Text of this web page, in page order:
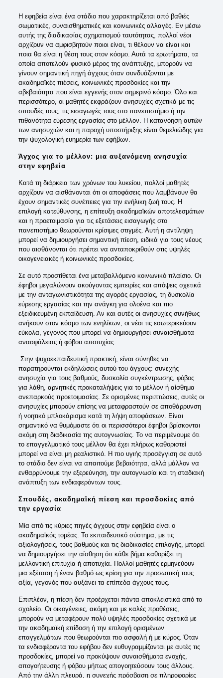
Η εφηβεία είναι ένα στάδιο που χαρακτηρίζεται από βαθιές
σωματικές, συναισθηματικές και κοινωνικές αλλαγές. Εν μέσω
αυτής της διαδικασίας σχηματισμού ταυτότητας, πολλοί νέοι
αρχίζουν να αμφισβητούν ποιοι είναι, τι θέλουν να είναι και
ποια θα είναι η θέση τους στον κόσμο. Αυτά τα ερωτήματα, τα
οποία αποτελούν φυσικό μέρος της ανάπτυξης, μπορούν να
γίνουν σημαντική πηγή άγχους όταν συνδυάζονται με
ακαδημαϊκές πιέσεις, κοινωνικές προσδοκίες και την
αβεβαιότητα που είναι εγγενής στον σημερινό κόσμο. Όλο και
περισσότερο, οι μαθητές εκφράζουν ανησυχίες σχετικά με τις
σπουδές τους, τις εισαγωγές τους στο πανεπιστήμιο ή την
πιθανότητα εύρεσης εργασίας στο μέλλον. Η κατανόηση αυτών
των ανησυχιών και η παροχή υποστήριξης είναι θεμελιώδης για
την ψυχολογική ευημερία των εφήβων.
Άγχος για το μέλλον: μια αυξανόμενη ανησυχία
στην εφηβεία
Κατά τη διάρκεια των χρόνων του λυκείου, πολλοί μαθητές
αρχίζουν να αισθάνονται ότι οι αποφάσεις που λαμβάνουν θα
έχουν σημαντικές συνέπειες για την ενήλικη ζωή τους. Η
επιλογή κατεύθυνσης, η επίτευξη ακαδημαϊκών αποτελεσμάτων
και η προετοιμασία για τις εξετάσεις εισαγωγής στο
πανεπιστήμιο θεωρούνται κρίσιμες στιγμές. Αυτή η αντίληψη
μπορεί να δημιουργήσει σημαντική πίεση, ειδικά για τους νέους
που αισθάνονται ότι πρέπει να ανταποκριθούν στις υψηλές
οικογενειακές ή κοινωνικές προσδοκίες.
Σε αυτό προστίθεται ένα μεταβαλλόμενο κοινωνικό πλαίσιο. Οι
έφηβοι μεγαλώνουν ακούγοντας εμπειρίες και απόψεις σχετικά
με την ανταγωνιστικότητα της αγοράς εργασίας, τη δυσκολία
εύρεσης εργασίας και την ανάγκη για ολοένα και πιο
εξειδικευμένη εκπαίδευση. Αν και αυτές οι ανησυχίες συνήθως
ανήκουν στον κόσμο των ενηλίκων, οι νέοι τις εσωτερικεύουν
εύκολα, γεγονός που μπορεί να δημιουργήσει συναισθήματα
ανασφάλειας ή φόβου αποτυχίας.
Στην ψυχοεκπαιδευτική πρακτική, είναι σύνηθες να
παρατηρούνται εκδηλώσεις αυτού του άγχους: συνεχής
ανησυχία για τους βαθμούς, δυσκολία συγκέντρωσης, φόβος
για λάθη, αρνητικές προκαταλήψεις για το μέλλον ή αίσθημα
ανεπαρκούς προετοιμασίας. Σε ορισμένες περιπτώσεις, αυτές οι
ανησυχίες μπορούν επίσης να μεταφραστούν σε αποθάρρυνση
ή νοητικό μπλοκάρισμα κατά τη λήψη αποφάσεων. Είναι
σημαντικό να θυμόμαστε ότι οι περισσότεροι έφηβοι βρίσκονται
ακόμη στη διαδικασία της αυτογνωσίας. Το να περιμένουμε ότι
το επαγγελματικό τους μέλλον θα έχει πλήρως καθοριστεί
μπορεί να είναι μη ρεαλιστικό. Η πιο υγιής προσέγγιση σε αυτό
το στάδιο δεν είναι να απαιτούμε βεβαιότητα, αλλά μάλλον να
ενθαρρύνουμε την εξερεύνηση, την αυτογνωσία και τη σταδιακή
ανάπτυξη των ενδιαφερόντων τους.
Σπουδές, ακαδημαϊκή πίεση και προσδοκίες από
την εργασία
Μία από τις κύριες πηγές άγχους στην εφηβεία είναι ο
ακαδημαϊκός τομέας. Το εκπαιδευτικό σύστημα, με τις
αξιολογήσεις, τους βαθμούς και τις διαδικασίες επιλογής, μπορεί
να δημιουργήσει την αίσθηση ότι κάθε βήμα καθορίζει τη
μελλοντική επιτυχία ή αποτυχία. Πολλοί μαθητές ερμηνεύουν
μια εξέταση ή έναν βαθμό ως κρίση για την προσωπική τους
αξία, γεγονός που αυξάνει τα επίπεδα άγχους τους.
Επιπλέον, η πίεση δεν προέρχεται πάντα αποκλειστικά από το
σχολείο. Οι οικογένειες, ακόμη και με καλές προθέσεις,
μπορούν να μεταφέρουν πολύ υψηλές προσδοκίες σχετικά με
την ακαδημαϊκή επίδοση ή την επιλογή ορισμένων
επαγγελμάτων που θεωρούνται πιο ασφαλή ή με κύρος. Όταν
τα ενδιαφέροντα του εφήβου δεν ευθυγραμμίζονται με αυτές τις
προσδοκίες, μπορεί να προκύψουν συναισθήματα ενοχής,
απογοήτευσης ή φόβου μήπως απογοητεύσουν τους άλλους.
Από την άλλη πλευρά, η συνεχής πρόσβαση σε πληροφορίες